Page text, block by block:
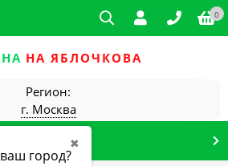
0
НА ЯБЛОЧКОВА
Регион:
г. Москва
✖
город?